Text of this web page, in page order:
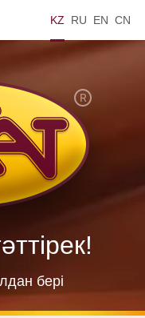
KZ RU EN ZH
берi